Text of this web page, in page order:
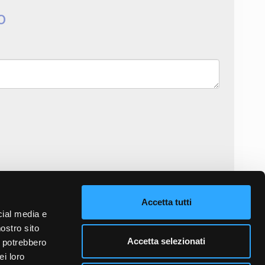
media e
sito
loro
Accetta tutti
Accetta selezionati
INVIA MESSAGGIO